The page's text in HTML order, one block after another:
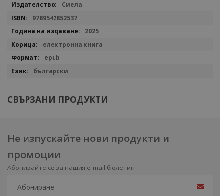
Сиела
9789542852537
2025
електронна книга
epub
български
СВЪРЗАНИ ПРОДУКТИ
Не изпускайте нови продукти и
промоции
Абонирайте се за нашия e-mail бюлетин